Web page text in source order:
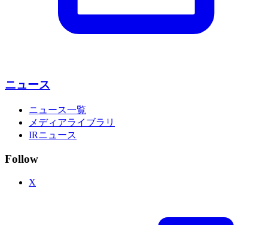
ニュース
ニュース一覧
メディアライブラリ
IRニュース
Follow
X